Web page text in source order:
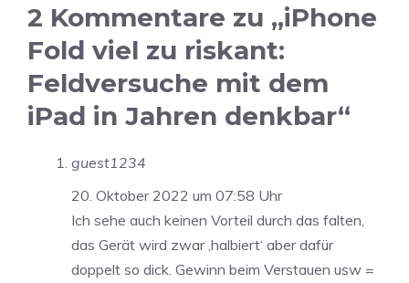
2 Kommentare zu „iPhone
Fold viel zu riskant:
Feldversuche mit dem
iPad in Jahren denkbar“
guest1234
20. Oktober 2022 um 07:58 Uhr
Ich sehe auch keinen Vorteil durch das falten,
das Gerät wird zwar ‚halbiert‘ aber dafür
doppelt so dick. Gewinn beim Verstauen usw =